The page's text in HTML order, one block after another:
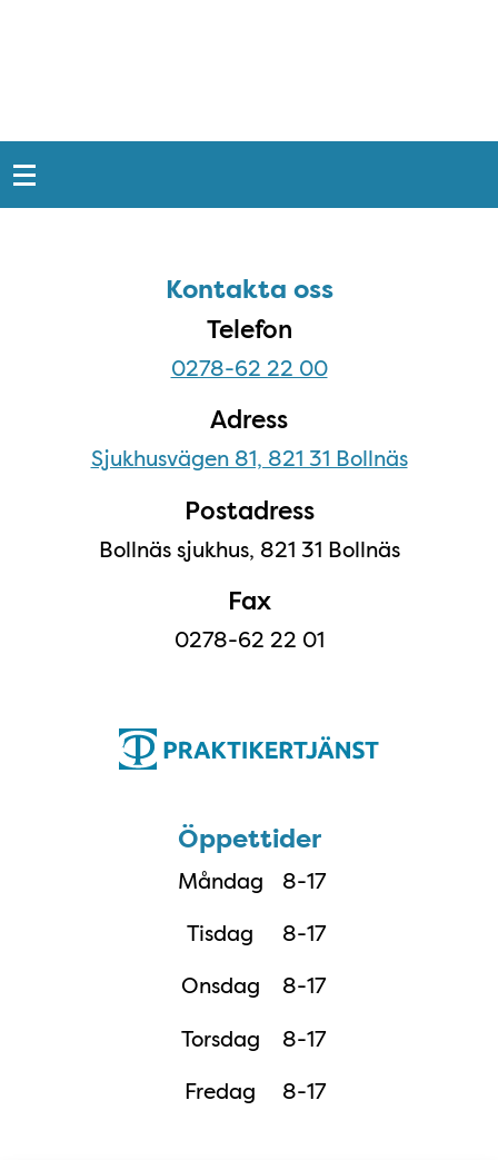
Snabblänkar
Kontakta ossKontakta oss
Telefon
0278-62 22 00
Adress
Sjukhusvägen 81, 821 31 Bollnäs
Postadress
Bollnäs sjukhus, 821 31 Bollnäs
Fax
0278-62 22 01
Öppettider
Måndag
Tisdag
Onsdag
Torsdag
Fredag
8-17
8-17
8-17
8-17
8-17